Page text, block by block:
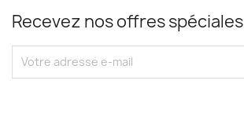
Recevez nos offres spéciales